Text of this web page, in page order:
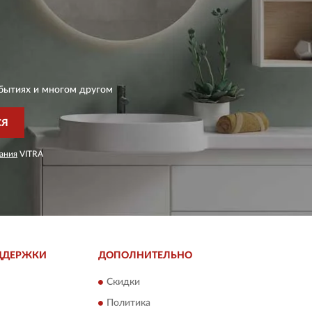
и многом другом
VITRA
ДОПОЛНИТЕЛЬНО
Скидки
Политика